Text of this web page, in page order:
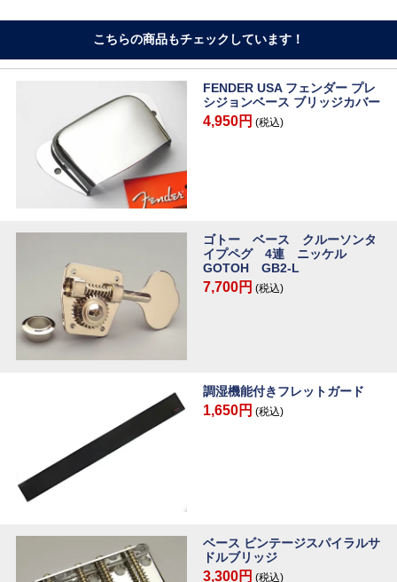
こちらの商品もチェックしています！
FENDER USA フェンダー プレ
シジョンベース ブリッジカバー
4,950円 (税込)
ゴトー ベース クルーソンタ
イプペグ 4連 ニッケル
GOTOH GB2-L
7,700円 (税込)
調湿機能付きフレットガード
1,650円 (税込)
ベース ビンテージスパイラルサ
ドルブリッジ
3,300円 (税込)